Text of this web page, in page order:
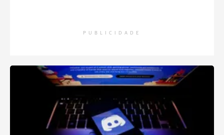
PUBLICIDADE